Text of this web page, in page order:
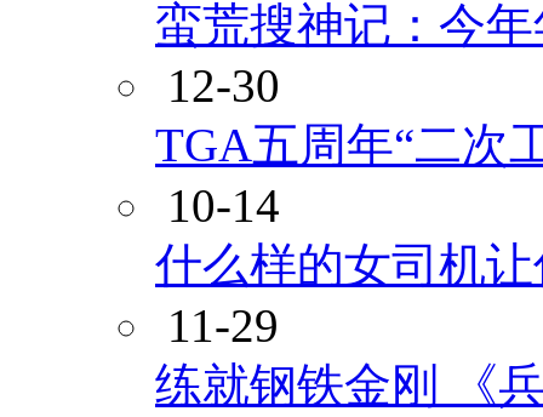
蛮荒搜神记：今
12-30
TGA五周年“二次
10-14
什么样的女司机
11-29
练就钢铁金刚 《